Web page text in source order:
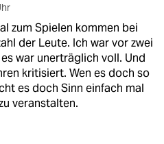
zum Spielen kommen bei
der Leute. Ich war vor zwei
war unerträglich voll. Und
kritisiert. Wen es doch so
es doch Sinn einfach mal
veranstalten.